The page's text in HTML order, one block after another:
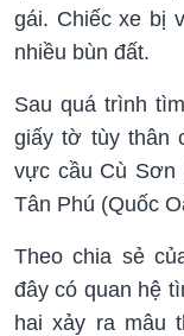
gái. Chiếc xe bị
nhiều bùn đất.
Sau quá trình
giấy tờ tùy thân
vực cầu Cù Sơn
Tân Phú (Quốc
Theo chia sẻ
đây có quan hệ
hai xảy ra mâu